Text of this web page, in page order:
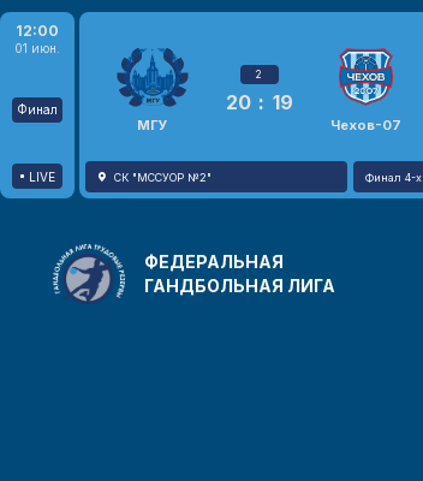
12:00
01 июн.
Финал
LIVE
МГУ
2
20 : 19
Чехов-07
СК "МССУОР №2" Финал 4-х
ФЕДЕРАЛЬНАЯ
ГАНДБОЛЬНАЯ ЛИГА